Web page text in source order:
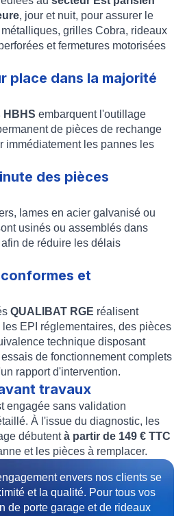
, jour et nuit, pour assurer le
grilles Cobra, rideaux
et fermetures motorisées
place dans la majorité
HBHS embarquent l'outillage
de pièces de rechange
immédiatement les pannes les
des pièces
lames en acier galvanisé ou
usinés ou assemblés dans
afin de réduire les délais
et
QUALIBAT RGE réalisent
EPI réglementaires, des pièces
technique disposant
essais de fonctionnement complets
rapport d'intervention.
travaux
engagée sans validation
À l'issue du diagnostic, les
débutentà partir de 149 € TTC
et les pièces à remplacer.
envers nos clients se
et la qualité. Pour tous vos
de porte garage et de rideaux